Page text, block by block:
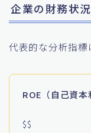
企業の財務状
代表的な分析指標
ROE（自己資本
$$